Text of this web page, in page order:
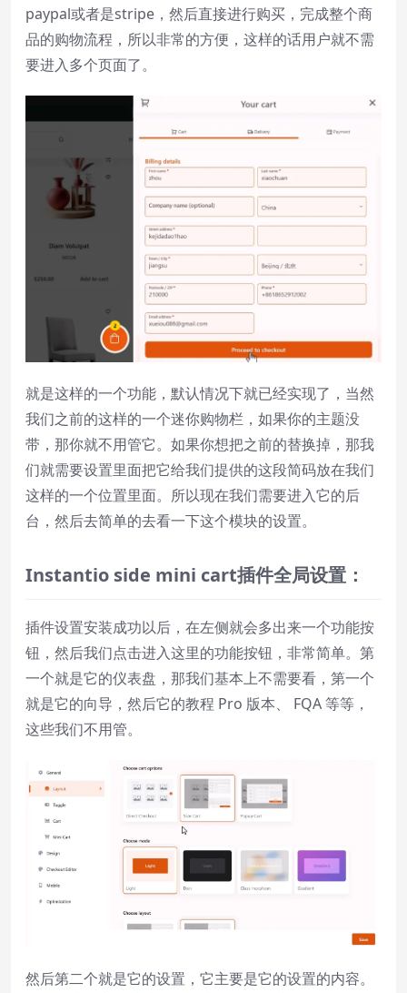
paypal或者是stripe，然后直接进行购买，完成整个商
品的购物流程，所以非常的方便，这样的话用户就不需
要进入多个页面了。
就是这样的一个功能，默认情况下就已经实现了，当然
我们之前的这样的一个迷你购物栏，如果你的主题没
带，那你就不用管它。如果你想把之前的替换掉，那我
们就需要设置里面把它给我们提供的这段简码放在我们
这样的一个位置里面。所以现在我们需要进入它的后
台，然后去简单的去看一下这个模块的设置。
Instantio side mini cart插件全局设置：
插件设置安装成功以后，在左侧就会多出来一个功能按
钮，然后我们点击进入这里的功能按钮，非常简单。第
一个就是它的仪表盘，那我们基本上不需要看，第一个
就是它的向导，然后它的教程 Pro 版本、 FQA 等等，
这些我们不用管。
然后第二个就是它的设置，它主要是它的设置的内容。